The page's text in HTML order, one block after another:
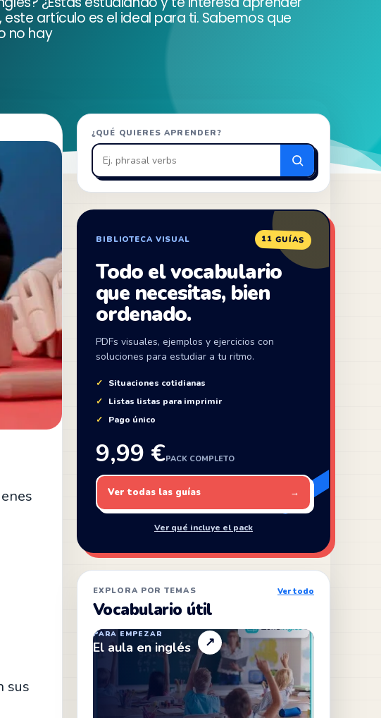
artículo es el ideal para ti. Sabemos que
no hay
sus
¿QUÉ QUIERES APRENDER?
Buscar
en
ZonaIngles
BIBLIOTECA VISUAL 11 GUÍAS
Todo el vocabulario
que necesitas, bien
ordenado.
PDFs visuales, ejemplos y ejercicios con
soluciones para estudiar a tu ritmo.
Situaciones cotidianas
Listas listas para imprimir
Pago único
9,99 €PACK COMPLETO
Ver todas las guías →
Ver qué incluye el pack
EXPLORA POR TEMAS
Vocabulario útil
Ver todo
PARA EMPEZAR
El aula en inglés ↗